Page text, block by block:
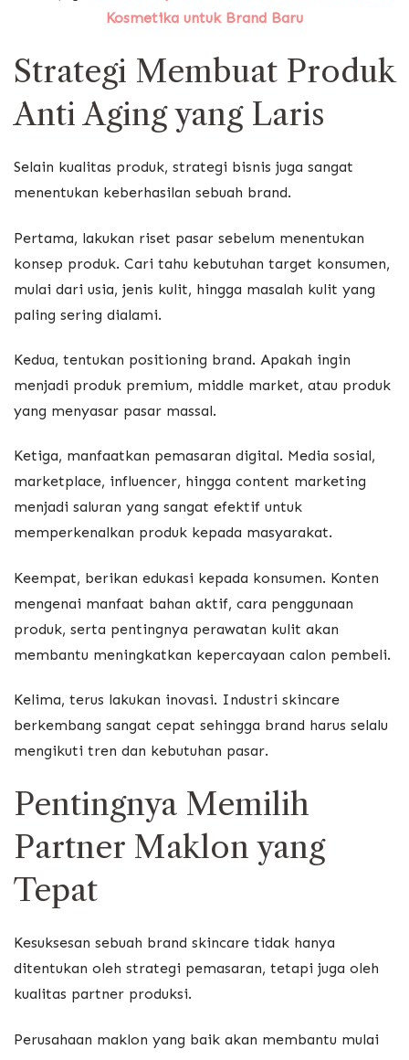
Kosmetika untuk Brand Baru
Strategi Membuat Produk
Anti Aging yang Laris
Selain kualitas produk, strategi bisnis juga sangat
menentukan keberhasilan sebuah brand.
Pertama, lakukan riset pasar sebelum menentukan
konsep produk. Cari tahu kebutuhan target konsumen,
mulai dari usia, jenis kulit, hingga masalah kulit yang
paling sering dialami.
Kedua, tentukan positioning brand. Apakah ingin
menjadi produk premium, middle market, atau produk
yang menyasar pasar massal.
Ketiga, manfaatkan pemasaran digital. Media sosial,
marketplace, influencer, hingga content marketing
menjadi saluran yang sangat efektif untuk
memperkenalkan produk kepada masyarakat.
Keempat, berikan edukasi kepada konsumen. Konten
mengenai manfaat bahan aktif, cara penggunaan
produk, serta pentingnya perawatan kulit akan
membantu meningkatkan kepercayaan calon pembeli.
Kelima, terus lakukan inovasi. Industri skincare
berkembang sangat cepat sehingga brand harus selalu
mengikuti tren dan kebutuhan pasar.
Pentingnya Memilih
Partner Maklon yang
Tepat
Kesuksesan sebuah brand skincare tidak hanya
ditentukan oleh strategi pemasaran, tetapi juga oleh
kualitas partner produksi.
Perusahaan maklon yang baik akan membantu mulai